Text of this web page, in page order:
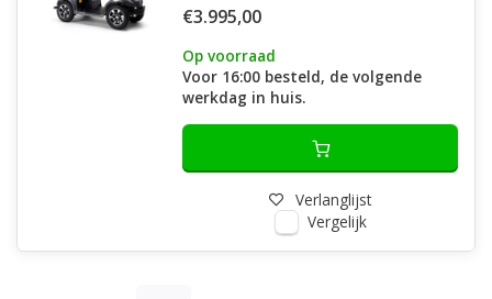
€3.995,00
Op voorraad
Voor 16:00 besteld, de volgende
werkdag in huis.
Verlanglijst
Vergelijk